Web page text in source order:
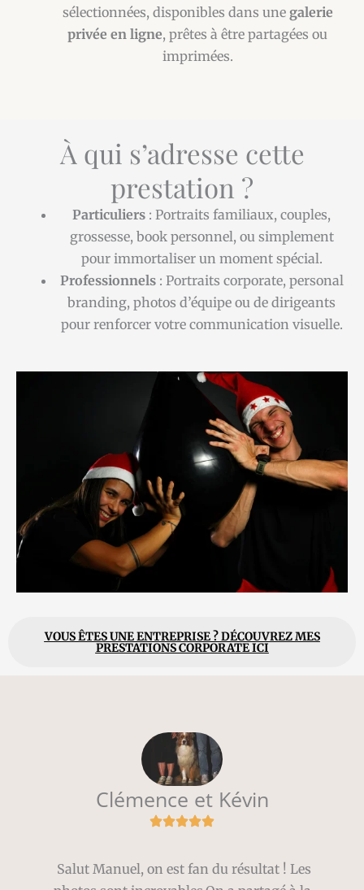
sélectionnées, disponibles dans une galerie
privée en ligne, prêtes à être partagées ou
imprimées.
À qui s’adresse cette
prestation ?
Particuliers : Portraits familiaux, couples,
grossesse, book personnel, ou simplement
pour immortaliser un moment spécial.
Professionnels: Portraits corporate, personal
branding, photos d’équipe ou de dirigeants
pour renforcer votre communication visuelle.
VOUS ÊTES UNE ENTREPRISE ? DÉCOUVREZ MES
PRESTATIONS CORPORATE ICI
Clémence et Kévin
Salut Manuel, on est fan du résultat! Les